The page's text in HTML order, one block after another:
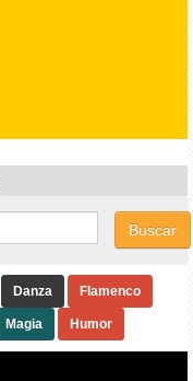
Buscar
Danza Flamenco
Magia Humor